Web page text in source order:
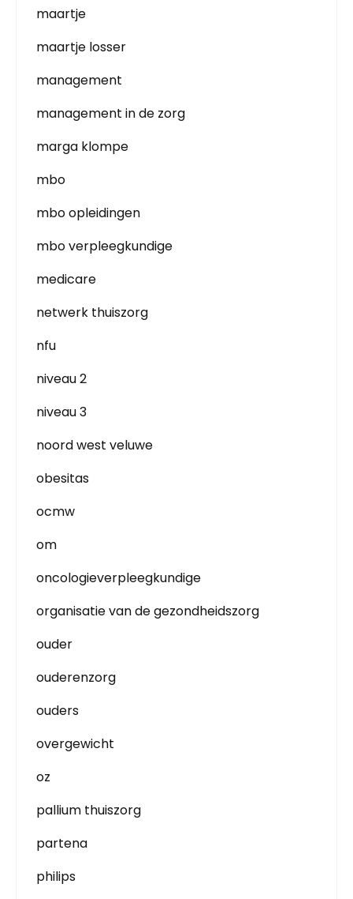
maartje
maartje losser
management
management in de zorg
marga klompe
mbo
mbo opleidingen
mbo verpleegkundige
medicare
netwerk thuiszorg
nfu
niveau 2
niveau 3
noord west veluwe
obesitas
ocmw
om
oncologieverpleegkundige
organisatie van de gezondheidszorg
ouder
ouderenzorg
ouders
overgewicht
oz
pallium thuiszorg
partena
philips